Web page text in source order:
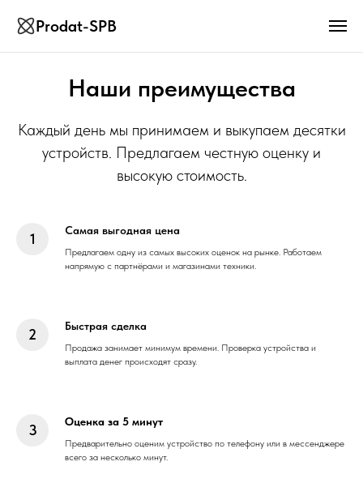
Prodat-SPB
Наши преимущества
Каждый день мы принимаем и выкупаем десятки
устройств. Предлагаем честную оценку и
высокую стоимость.
Самая выгодная цена
Предлагаем одну из самых высоких оценок на рынке. Работаем
напрямую с партнёрами и магазинами техники.
Быстрая сделка
Продажа занимает минимум времени. Проверка устройства и
выплата денег происходят сразу.
Оценка за 5 минут
Предварительно оценим устройство по телефону или в мессенджере
всего за несколько минут.